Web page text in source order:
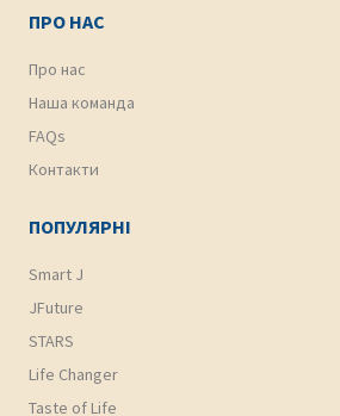
ПРО НАС
Про нас
Наша команда
FAQs
Контакти
ПОПУЛЯРНІ
Smart J
JFuture
STARS
Life Changer
Taste of Life